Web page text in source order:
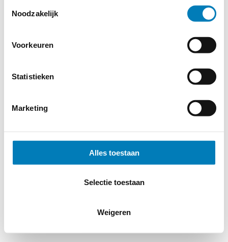
Noodzakelijk
Voorkeuren
Statistieken
Marketing
Alles toestaan
Selectie toestaan
Weigeren